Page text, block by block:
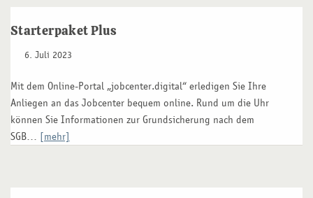
Starterpaket Plus
6. Juli 2023
Mit dem Online-Portal „jobcenter.digital“ erledigen Sie Ihre
Anliegen an das Jobcenter bequem online. Rund um die Uhr
können Sie Informationen zur Grundsicherung nach dem
SGB… [mehr]